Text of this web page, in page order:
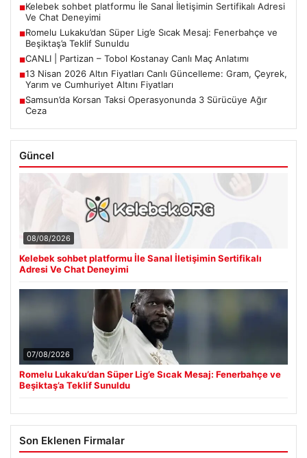
■Kelebek sohbet platformu İle Sanal İletişimin Sertifikalı Adresi
Ve Chat Deneyimi
■Romelu Lukaku’dan Süper Lig’e Sıcak Mesaj: Fenerbahçe ve
Beşiktaş’a Teklif Sunuldu
■CANLI | Partizan – Tobol Kostanay Canlı Maç Anlatımı
■13 Nisan 2026 Altın Fiyatları Canlı Güncelleme: Gram, Çeyrek,
Yarım ve Cumhuriyet Altını Fiyatları
■Samsun’da Korsan Taksi Operasyonunda 3 Sürücüye Ağır
Ceza
Güncel
08/08/2026
Kelebek sohbet platformu İle Sanal İletişimin Sertifikalı
Adresi Ve Chat Deneyimi
07/08/2026
Romelu Lukaku’dan Süper Lig’e Sıcak Mesaj: Fenerbahçe ve
Beşiktaş’a Teklif Sunuldu
Son Eklenen Firmalar